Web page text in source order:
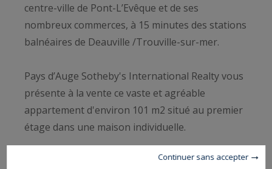
centre-ville de Pont-L’Evêque et de ses
nombreux commerces, à 15 minutes des stations
balnéaires de Deauville /Trouville-sur-mer.
Pays d’Auge Sotheby's International Realty vous
présente à la vente ce vaste et agréable
appartement d'environ 101 m2 situé au premier
étage dans une maison individuelle.
Le bien se compose d’une entrée ouvrant sur un
Continuer sans accepter